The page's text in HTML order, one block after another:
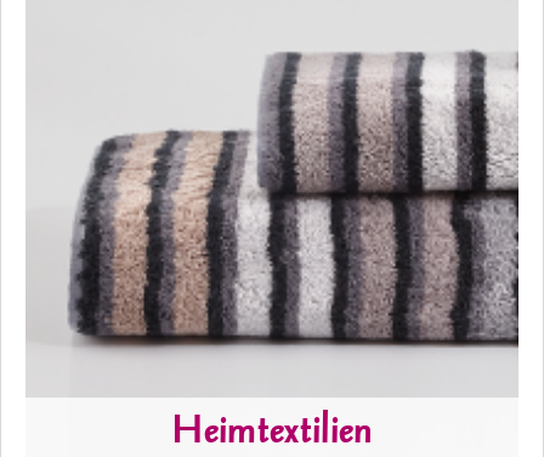
Heimtextilien